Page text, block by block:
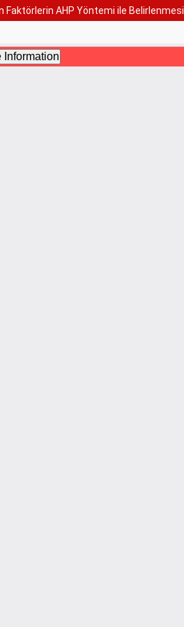
Faktörlerin AHP Yöntemi ile Belirlenmesi